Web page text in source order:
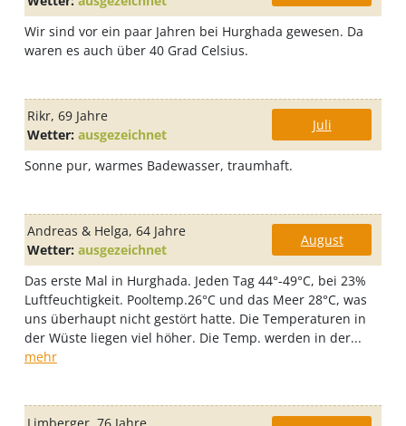
Wir sind vor ein paar Jahren bei Hurghada gewesen. Da
waren es auch über 40 Grad Celsius.
Rikr, 69 Jahre
Juli
Wetter: ausgezeichnet
Sonne pur, warmes Badewasser, traumhaft.
Andreas & Helga, 64 Jahre
August
Wetter: ausgezeichnet
Das erste Mal in Hurghada. Jeden Tag 44°-49°C, bei 23%
Luftfeuchtigkeit. Pooltemp.26°C und das Meer 28°C, was
uns überhaupt nicht gestört hatte. Die Temperaturen in
der Wüste liegen viel höher. Die Temp. werden in der...
mehr
Limberger, 76 Jahre